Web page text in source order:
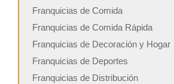
Franquicias de Comida
Franquicias de Comida Rápida
Franquicias de Decoración y Hogar
Franquicias de Deportes
Franquicias de Distribución